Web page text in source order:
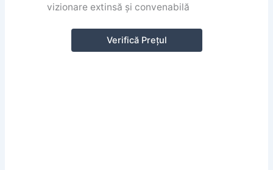
vizionare extinsă și convenabilă
Verifică Prețul